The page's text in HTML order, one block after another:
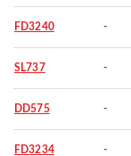
FD3240 -
SL737 -
DD575 -
FD3234 -